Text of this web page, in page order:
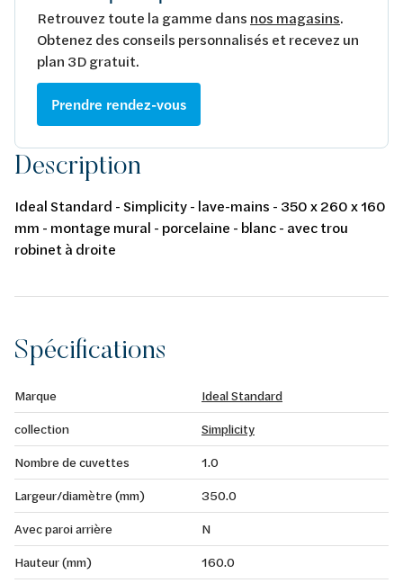
Retrouvez toute la gamme dans nos magasins.
Obtenez des conseils personnalisés et recevez un
plan 3D gratuit.
Prendre rendez-vous
Description
Ideal Standard - Simplicity - lave-mains - 350 x 260 x 160
mm - montage mural - porcelaine - blanc - avec trou
robinet à droite
Spécifications
Marque
Ideal Standard
collection
Simplicity
Nombre de cuvettes
1.0
Largeur/diamètre (mm)
350.0
Avec paroi arrière
N
Hauteur (mm)
160.0